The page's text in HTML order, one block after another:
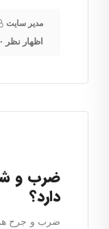
مدیر سایت
۰ اظهار نظر
ضرب و
دارد؟
ضرب و جرح